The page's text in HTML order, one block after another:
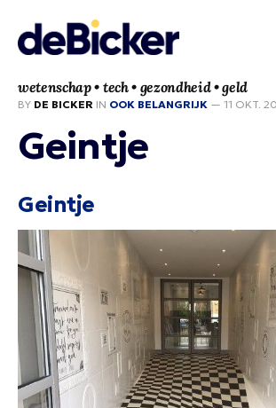
wetenschap • tech • gezondheid • geld
BY DE BICKER IN OOK BELANGRIJK — 11 OKT.
Geintje
Geintje